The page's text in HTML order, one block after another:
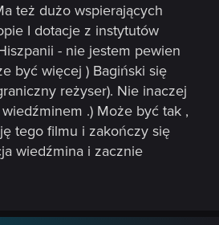
też dużo wspierających
I dotacje z instytutów
- nie jestem pewien
być więcej ) Bagiński się
reżyser). Nie inaczej
.) Może być tak ,
tego filmu i zakończy się
wiedźmina i zacznie